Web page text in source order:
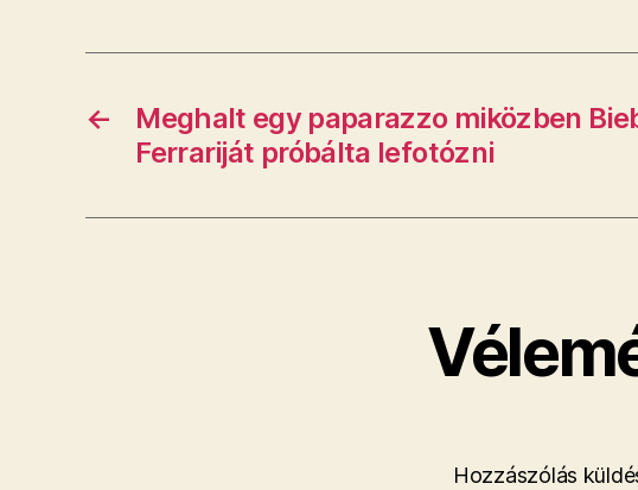
←
Meghalt egy paparazzo miközben
Ferrariját próbálta lefotózni
Hozzászólás